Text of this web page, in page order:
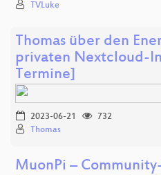
TVLuke
Thomas über den
privaten Nextcloud-
Termine]
2023-06-21
732
Thomas
MuonPi –